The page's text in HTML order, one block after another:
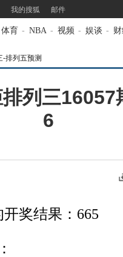
我的搜狐 邮件
体育 - NBA - 视频 - 娱谈 -
-排列五预测
列三16057
6
开奖结果：665